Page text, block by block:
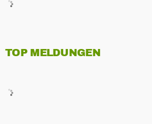
TOP MELDUNGEN